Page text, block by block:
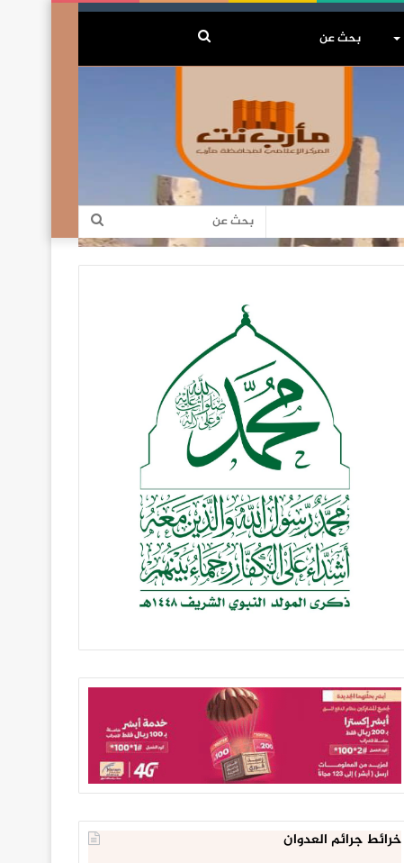
بحث
بحث
عن
خرائط جرائم العدوان